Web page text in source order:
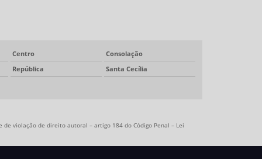
Centro
Consolação
República
Santa Cecília
violação de direito autoral – artigo 184 do Código Penal – Lei